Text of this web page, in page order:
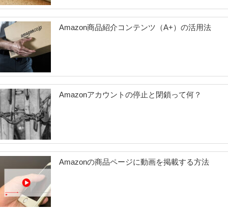
す
る
マ
イ
Amazon商品紹介コンテンツ（A+）の活用法
Amazonアカウントの停止と閉鎖って何？
Amazonの商品ページに動画を掲載する方法